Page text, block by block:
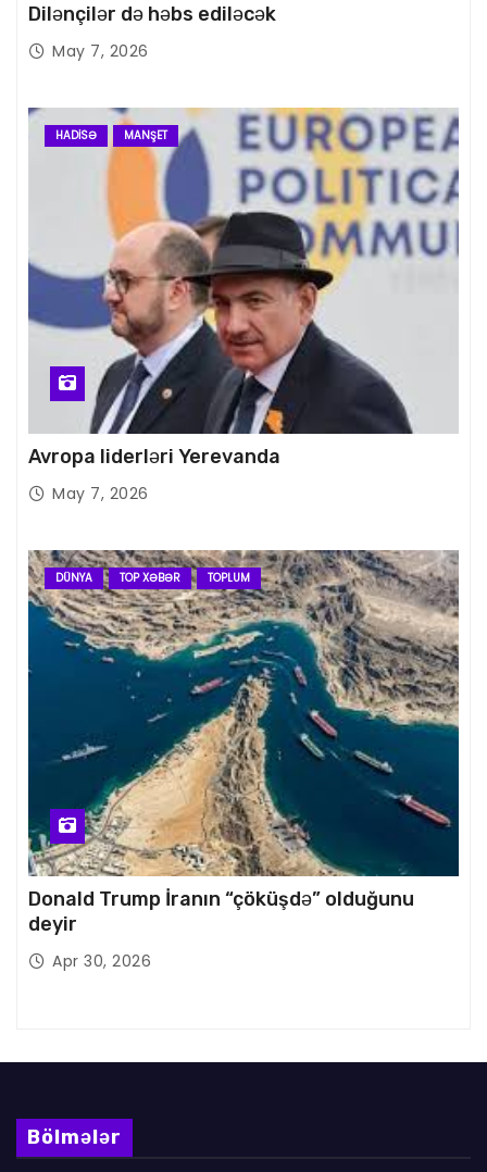
Dilənçilər də həbs ediləcək
May 7, 2026
HADISƏ MANŞET
Avropa liderləri Yerevanda
May 7, 2026
DÜNYA TOP XƏBƏR TOPLUM
Donald Trump İranın “çöküşdə” olduğunu
deyir
Apr 30, 2026
Bölmələr